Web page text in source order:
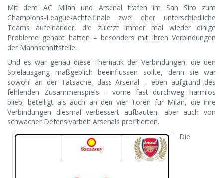
Mit dem AC Milan und Arsenal trafen im San Siro zum
Champions-League-Achtelfinale zwei eher unterschiedliche
Teams aufeinander, die zuletzt immer mal wieder einige
Probleme gehabt hatten – besonders mit ihren Verbindungen
der Mannschaftsteile.
Und es war genau diese Thematik der Verbindungen, die den
Spielausgang maßgeblich beeinflussen sollte, denn sie war
sowohl an der Tatsache, dass Arsenal – eben aufgrund des
fehlenden Zusammenspiels – vorne fast durchweg harmlos
blieb, beteiligt als auch an den vier Toren für Milan, die ihre
Verbindungen diesmal verbessert aufbauten, aber auch von
schwacher Defensivarbeit Arsenals profitierten.
Die